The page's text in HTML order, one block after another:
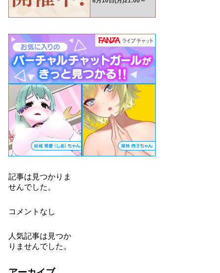
記事は見つかりま
せんでした。
コメントなし
人気記事は見つか
りませんでした。